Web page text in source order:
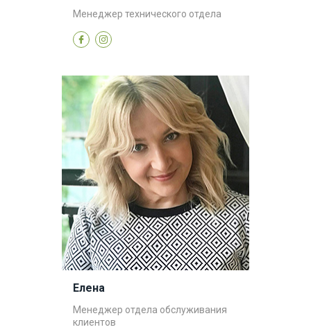
Менеджер технического отдела
Елена
Менеджер отдела обслуживания
клиентов